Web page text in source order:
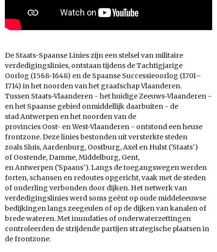
De Staats-Spaanse Linies zijn een stelsel van militaire
verdedigingslinies, ontstaan tijdens de Tachtigjarige
Oorlog (1568-1648) en de Spaanse Successieoorlog (1701–
1714) in het noorden van het graafschap Vlaanderen.
Tussen Staats-Vlaanderen - het huidige Zeeuws-Vlaanderen -
en het Spaanse gebied onmiddellijk daarbuiten - de
stad Antwerpen en het noorden van de
provincies Oost- en West-Vlaanderen - ontstond een heuse
frontzone. Deze linies bestonden uit versterkte steden
zoals Sluis, Aardenburg, Oostburg, Axel en Hulst ('Staats')
of Oostende, Damme, Middelburg, Gent,
en Antwerpen ('Spaans'). Langs de toegangswegen werden
forten, schansen en redoutes opgericht, vaak met de steden
of onderling verbonden door dijken. Het netwerk van
verdedigingslinies werd soms geënt op oude middeleeuwse
bedijkingen langs zeegeulen of op de dijken van kanalen of
brede wateren. Met inundaties of onderwaterzettingen
controleerden de strijdende partijen strategische plaatsen in
de frontzone.